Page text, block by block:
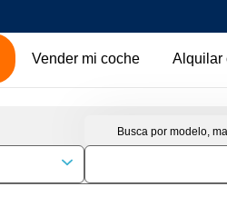
Vender mi coche Alquilar